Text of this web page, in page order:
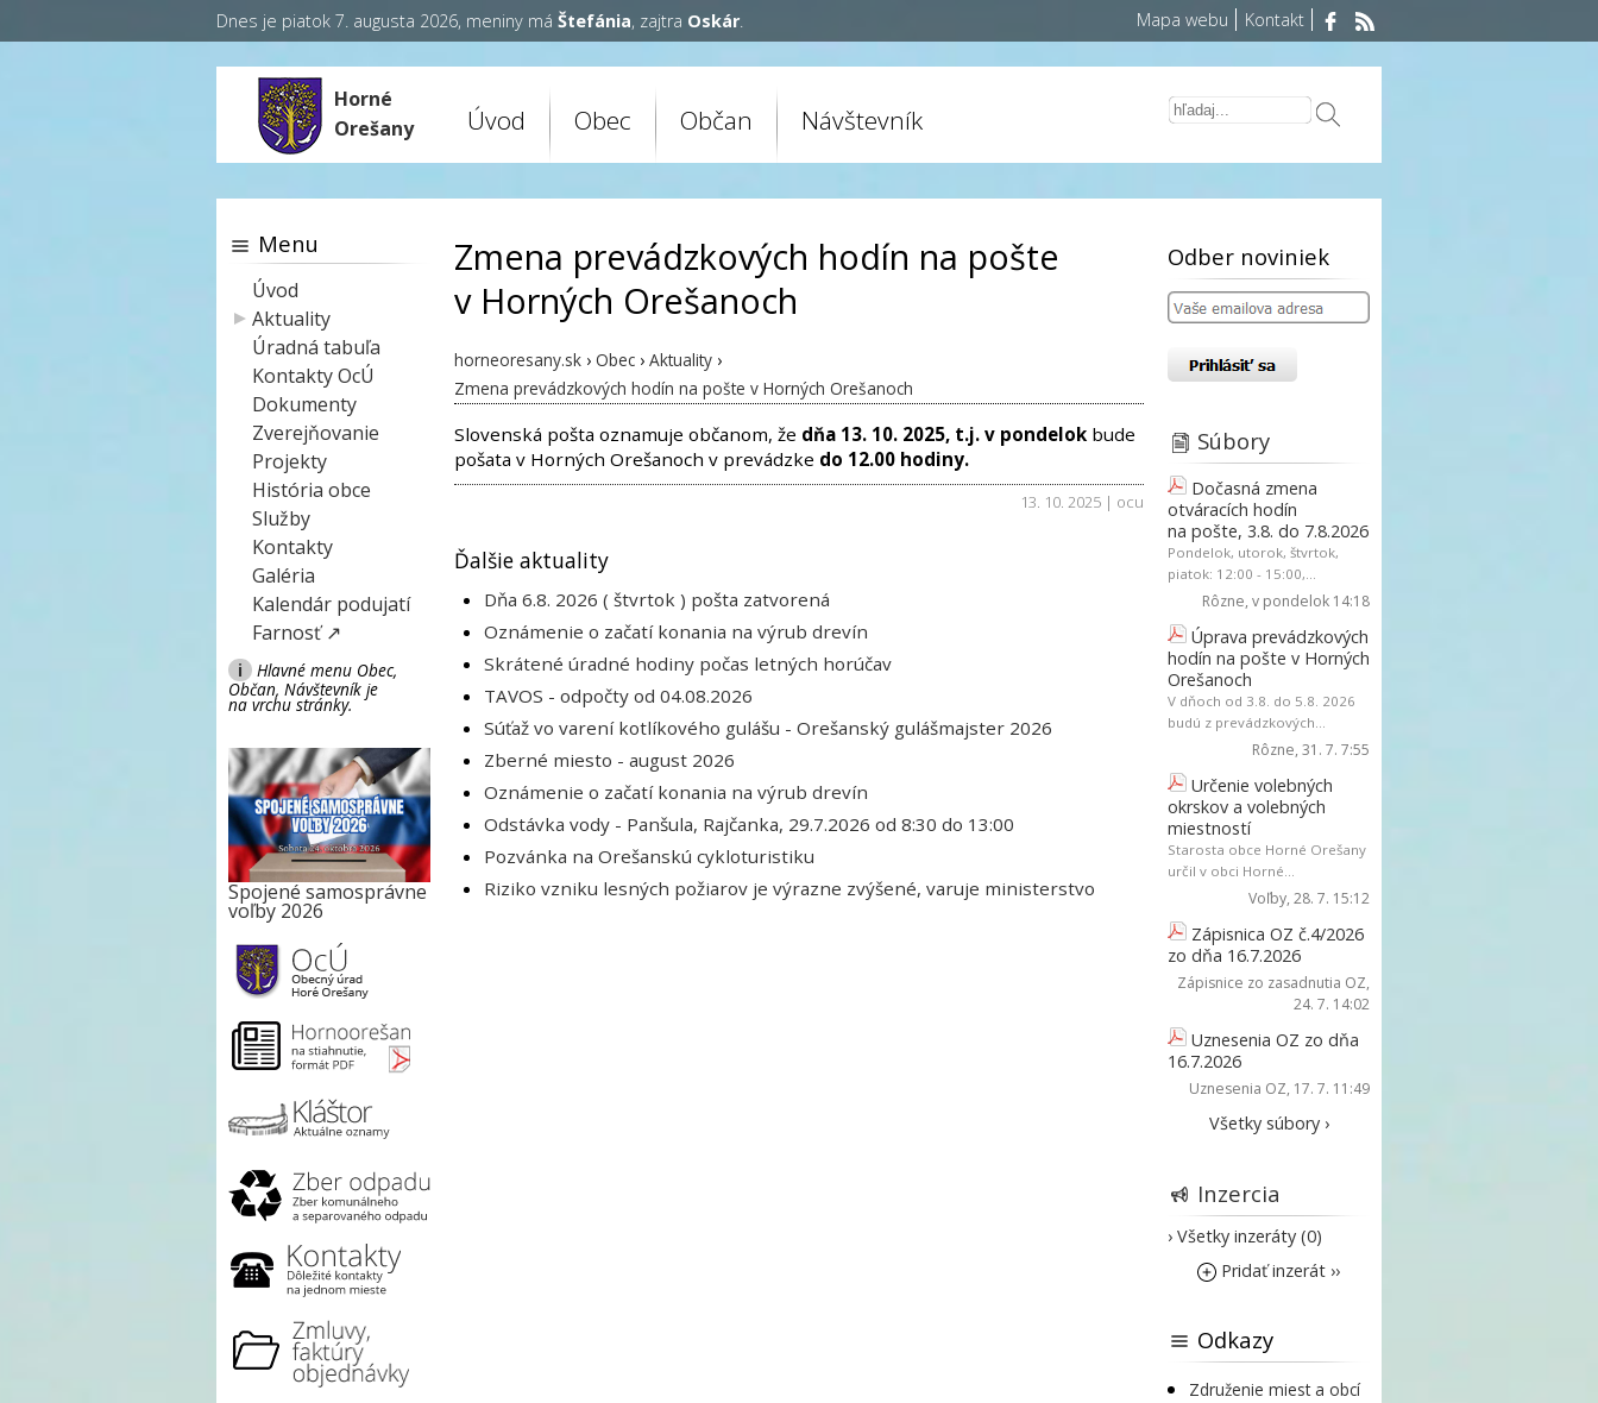
Dnes je piatok 7. augusta 2026, meniny má Štefánia, zajtra Oskár. Mapa webu Kontakt
Horné
Orešany
Úvod Obec Občan Návštevník
Zmena prevádzkových hodín na pošte
v Horných Orešanoch
horneoresany.sk › Obec › Aktuality ›
Zmena prevádzkových hodín na pošte v Horných Orešanoch
Slovenská pošta oznamuje občanom, že dňa 13. 10. 2025, t.j. v pondelok bude
pošata v Horných Orešanoch v prevádzke do 12.00 hodiny.
13. 10. 2025 | ocu
Ďalšie aktuality
Dňa 6.8. 2026 ( štvrtok ) pošta zatvorená
Oznámenie o začatí konania na výrub drevín
Skrátené úradné hodiny počas letných horúčav
TAVOS - odpočty od 04.08.2026
Súťaž vo varení kotlíkového gulášu - Orešanský gulášmajster 2026
Zberné miesto - august 2026
Oznámenie o začatí konania na výrub drevín
Odstávka vody - Panšula, Rajčanka, 29.7.2026 od 8:30 do 13:00
Pozvánka na Orešanskú cykloturistiku
Riziko vzniku lesných požiarov je výrazne zvýšené, varuje ministerstvo
Menu
Úvod
Aktuality
Úradná tabuľa
Kontakty OcÚ
Dokumenty
Zverejňovanie
Projekty
História obce
Služby
Kontakty
Galéria
Kalendár podujatí
Farnosť ↗
i
Hlavné menu Obec,
Občan, Návštevník je
na vrchu stránky.
Spojené samosprávne
voľby 2026
Odber noviniek
Súbory
Dočasná zmena
otváracích hodín
na pošte, 3.8. do 7.8.2026
Pondelok, utorok, štvrtok,
piatok: 12:00 - 15:00,...
Rôzne, v pondelok 14:18
Úprava prevádzkových
hodín na pošte v Horných
Orešanoch
V dňoch od 3.8. do 5.8. 2026
budú z prevádzkových...
Rôzne, 31. 7. 7:55
Určenie volebných
okrskov a volebných
miestností
Starosta obce Horné Orešany
určil v obci Horné...
Voľby, 28. 7. 15:12
Zápisnica OZ č.4/2026
zo dňa 16.7.2026
Zápisnice zo zasadnutia OZ,
24. 7. 14:02
Uznesenia OZ zo dňa
16.7.2026
Uznesenia OZ, 17. 7. 11:49
Všetky súbory ›
Inzercia
› Všetky inzeráty (0)
Pridať inzerát ››
Odkazy
Združenie miest a obcí